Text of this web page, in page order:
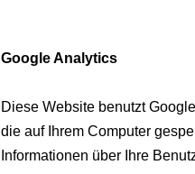
Google Analytics
Diese Website benutzt
die auf Ihrem Computer
Informationen über Ihre